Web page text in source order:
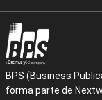
BPS (Business
forma parte de